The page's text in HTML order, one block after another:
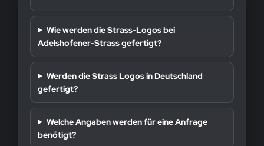
Wie werden die Strass-Logos bei
Adelshofener-Strass gefertigt?
Werden die Strass Logos in Deutschland
gefertigt?
Welche Angaben werden für eine Anfrage
benötigt?